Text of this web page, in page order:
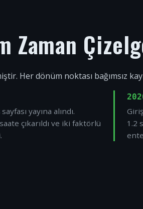
Zaman
Her dönüm noktası bağımsız
yayına alındı.
çıkarıldı ve iki faktörlü
1.2